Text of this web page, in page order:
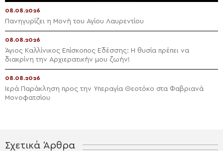
08.08.2026
Πανηγυρίζει η Μονή του Αγίου Λαυρεντίου
08.08.2026
Άγιος Καλλίνικος Επίσκοπος Εδέσσης: Η θυσία πρέπει να
διακρίνη την Αρχιερατικήν μου ζωήν!
08.08.2026
Ιερά Παράκληση προς την Υπεραγία Θεοτόκο στα Φαβριανά
Μονοφατσίου
Σχετικά Άρθρα